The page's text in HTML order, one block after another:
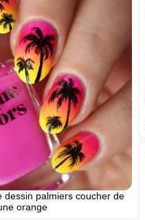
dessin palmiers coucher de
orange